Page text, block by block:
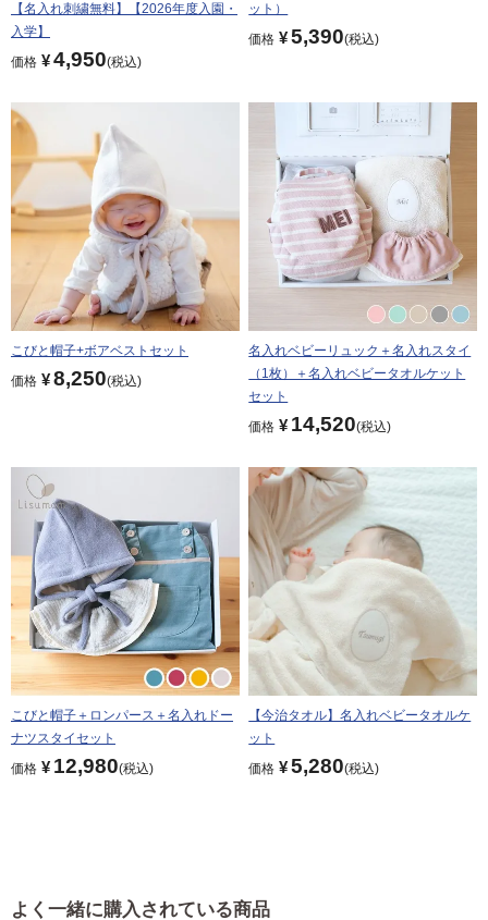
【名入れ刺繍無料】【2026年度入園・
入学】
価格 ¥4,950 税込
ット）
価格 ¥5,390 税込
こびと帽子+ボアベストセット
価格 ¥8,250 税込
名入れベビーリュック＋名入れスタイ
（1枚）＋名入れベビータオルケット
セット
価格 ¥ 14,520 税込
こびと帽子＋ロンパース＋名入れドー
ナツスタイセット
価格 ¥ 12,980 税込
【今治タオル】名入れベビータオルケ
ット
価格 ¥5,280 税込
よく一緒に購入されている商品